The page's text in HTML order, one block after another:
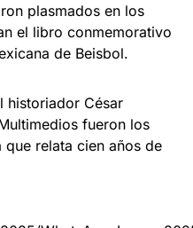
plasmados en los
el libro conmemorativo
de Beisbol.
historiador César
fueron los
relata cien años de